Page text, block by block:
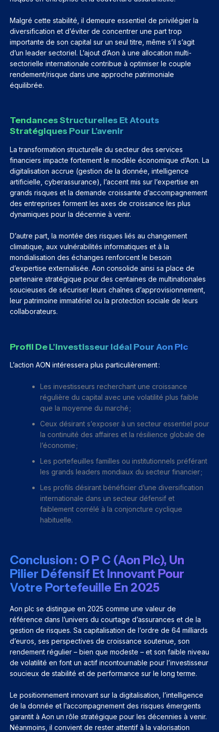
Malgré cette stabilité, il demeure essentiel de privilégier la
diversification et d’éviter de concentrer une part trop
importante de son capital sur un seul titre, même s’il s’agit
d’un leader sectoriel. L’ajout d’Aon à une allocation multi-
sectorielle internationale contribue à optimiser le couple
rendement/risque dans une approche patrimoniale
équilibrée.
Tendances Structurelles Et Atouts
Stratégiques Pour L’avenir
La transformation structurelle du secteur des services
financiers impacte fortement le modèle économique d’Aon. La
digitalisation accrue (gestion de la donnée, intelligence
artificielle, cyberassurance), l’accent mis sur l’expertise en
grands risques et la demande croissante d’accompagnement
des entreprises forment les axes de croissance les plus
dynamiques pour la décennie à venir.
D’autre part, la montée des risques liés au changement
climatique, aux vulnérabilités informatiques et à la
mondialisation des échanges renforcent le besoin
d’expertise externalisée. Aon consolide ainsi sa place de
partenaire stratégique pour des centaines de multinationales
soucieuses de sécuriser leurs chaînes d’approvisionnement,
leur patrimoine immatériel ou la protection sociale de leurs
collaborateurs.
Profil De L’investisseur Idéal Pour Aon Plc
L’action AON intéressera plus particulièrement :
Les investisseurs recherchant une croissance
régulière du capital avec une volatilité plus faible
que la moyenne du marché ;
Ceux désirant s’exposer à un secteur essentiel pour
la continuité des affaires et la résilience globale de
l’économie ;
Les portefeuilles familles ou institutionnels préférant
les grands leaders mondiaux du secteur financier ;
Les profils désirant bénéficier d’une diversification
internationale dans un secteur défensif et
faiblement corrélé à la conjoncture cyclique
habituelle.
Conclusion : O P C (Aon Plc), Un
Pilier Défensif Et Innovant Pour
Votre Portefeuille En 2025
Aon plc se distingue en 2025 comme une valeur de
référence dans l’univers du courtage d’assurances et de la
gestion de risques. Sa capitalisation de l’ordre de 64 milliards
d’euros, ses perspectives de croissance soutenue, son
rendement régulier – bien que modeste – et son faible niveau
de volatilité en font un actif incontournable pour l’investisseur
soucieux de stabilité et de performance sur le long terme.
Le positionnement innovant sur la digitalisation, l’intelligence
de la donnée et l’accompagnement des risques émergents
garantit à Aon un rôle stratégique pour les décennies à venir.
Néanmoins, il convient de rester attentif à la valorisation